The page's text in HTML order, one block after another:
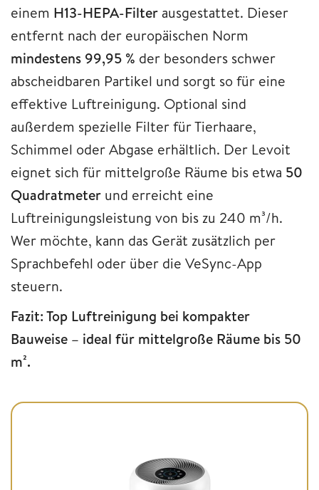
einem H13-HEPA-Filter ausgestattet. Dieser
entfernt nach der europäischen Norm
mindestens 99,95 % der besonders schwer
abscheidbaren Partikel und sorgt so für eine
effektive Luftreinigung. Optional sind
außerdem spezielle Filter für Tierhaare,
Schimmel oder Abgase erhältlich. Der Levoit
eignet sich für mittelgroße Räume bis etwa 50
Quadratmeter und erreicht eine
Luftreinigungsleistung von bis zu 240 m³/h.
Wer möchte, kann das Gerät zusätzlich per
Sprachbefehl oder über die VeSync-App
steuern.
Fazit: Top Luftreinigung bei kompakter
Bauweise – ideal für mittelgroße Räume bis 50
m².